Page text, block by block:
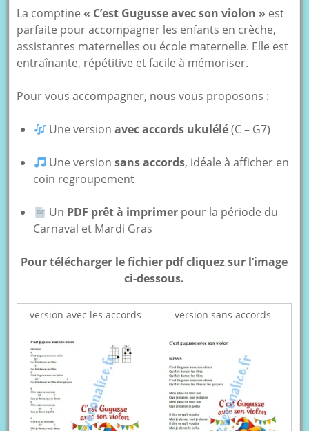
La comptine« C’est Gugusse avec son violon » est
parfaite pour accompagner les enfants en crèche,
assistantes maternelles ou école maternelle. Elle est
entraînante, répétitive et facile à mémoriser.
Pour vous accompagner, nous vous proposons :
Une version avec accords ukulélé(C – G7)
Une version sans accords, idéale à afficher en
coin regroupement
Un PDF prêt à imprimerpour la période du
Carnaval et Mardi Gras
Pour télécharger le fichier pdf cliquez sur l’image
ci-dessous.
version avec les accords version sans accords